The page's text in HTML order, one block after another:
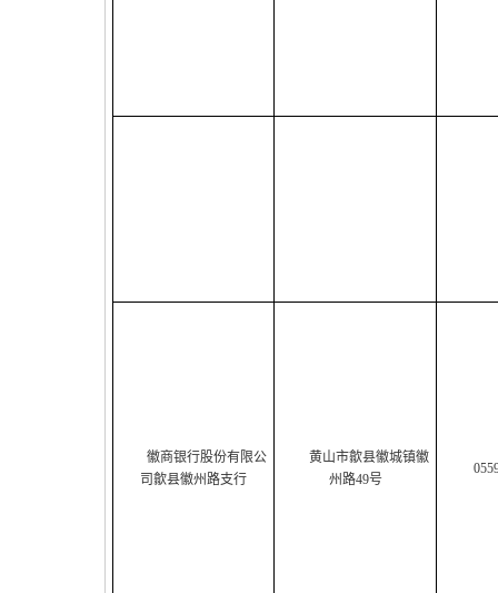
徽商银行股份有限公
司歙县徽州路支行
黄山市歙县徽城镇徽
州路49号